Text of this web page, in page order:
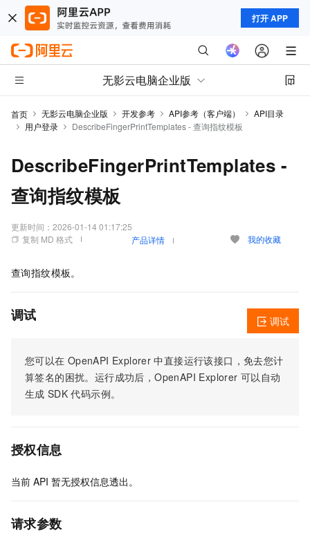
打开 APP
无影云电脑企业版
首页 无影云电脑企业版 开发参考 API参考（客户端）
API目录
用户登录
DescribeFingerPrintTemplates - 查询指纹模板
DescribeFingerPrintTemplates -
查询指纹模板
更新时间： 2026-01-14 01:17:25
复制 MD 格式
产品详情 我的收藏
查询指纹模板。
调试
您可以在 OpenAPI Explorer 中直接运行该接口，免去您计
算签名的困扰。运行成功后，OpenAPI Explorer 可以自动
生成 SDK 代码示例。
调试
授权信息
当前 API 暂无授权信息透出。
请求参数